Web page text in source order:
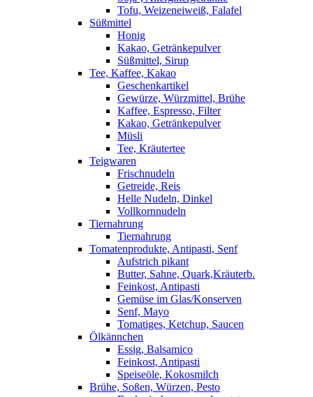
Tofu, Weizeneiweiß, Falafel
Süßmittel
Honig
Kakao, Getränkepulver
Süßmittel, Sirup
Tee, Kaffee, Kakao
Geschenkartikel
Gewürze, Würzmittel, Brühe
Kaffee, Espresso, Filter
Kakao, Getränkepulver
Müsli
Tee, Kräutertee
Teigwaren
Frischnudeln
Getreide, Reis
Helle Nudeln, Dinkel
Vollkornnudeln
Tiernahrung
Tiernahrung
Tomatenprodukte, Antipasti, Senf
Aufstrich pikant
Butter, Sahne, Quark,Kräuterb.
Feinkost, Antipasti
Gemüse im Glas/Konserven
Senf, Mayo
Tomatiges, Ketchup, Saucen
Ölkännchen
Essig, Balsamico
Feinkost, Antipasti
Speiseöle, Kokosmilch
Brühe, Soßen, Würzen, Pesto